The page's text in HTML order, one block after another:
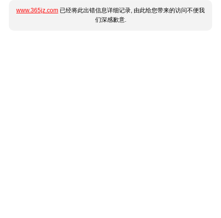
www.365jz.com 已经将此出错信息详细记录, 由此给您带来的访问不便我
们深感歉意.